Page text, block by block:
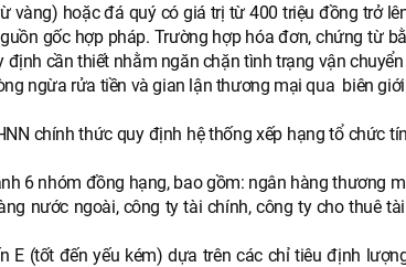
vàng) hoặc đá quý có giá trị từ 400 triệu đồng trở
gốc hợp pháp. Trường hợp hóa đơn, chứng từ
cần thiết nhằm ngăn chặn tình trạng vận
ngừa rửa tiền và gian lận thương mại qua biên
chính thức quy định hệ thống xếp hạng tổ chức
6 nhóm đồng hạng, bao gồm: ngân hàng thương
nước ngoài, công ty tài chính, công ty cho thuê
E (tốt đến yếu kém) dựa trên các chỉ tiêu định